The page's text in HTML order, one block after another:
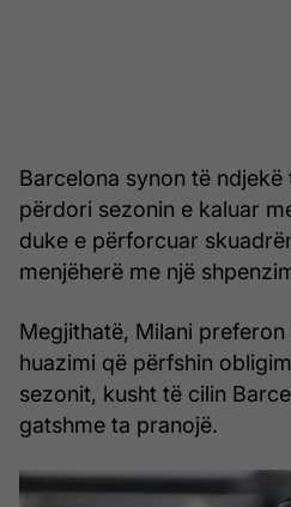
Barcelona synon të
përdori sezonin e kaluar
duke e përforcuar
menjëherë me një
Megjithatë, Milani
huazimi që përfshin
sezonit, kusht të cilin
gatshme ta pranojë.